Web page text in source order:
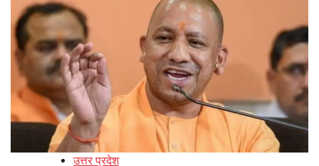
उत्तर प्रदेश